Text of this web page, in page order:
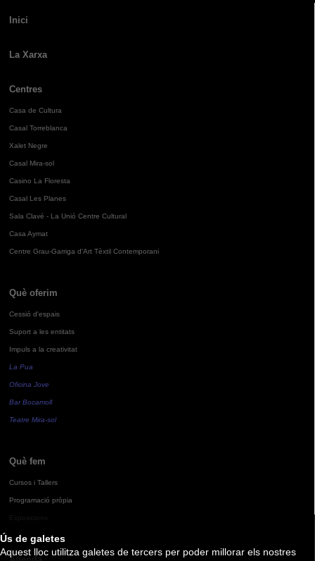
Ús de galetes
Aquest lloc utilitza galetes de tercers per poder millorar els nostres
Inici
La Xarxa
Centres
Casa de Cultura
Casal Torreblanca
Xalet Negre
Casal Mira-sol
Casino La Floresta
Casal Les Planes
Sala Clavé - La Unió Centre Cultural
Casa Aymat
Centre Grau-Garriga d'Art Tèxtil Contemporani
Què oferim
Cessió d'espais
Suport a les entitats
Impuls a la creativitat
La Pua
Oficina Jove
Bar Bocamoll
Teatre Mira-sol
Què fem
Cursos i Tallers
Programació pròpia